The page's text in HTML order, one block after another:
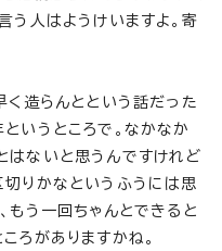
う人はようけいますよ。寄
く造らんとという話だった
いうところで。なかなか
はないと思うんですけれど
切りかなというふうには思
もう一回ちゃんとできると
ろがありますかね。